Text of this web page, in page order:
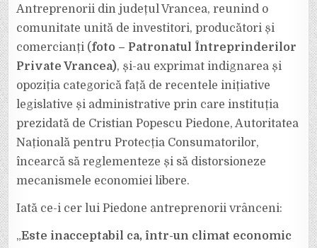
LA
PUNCT
DE
CĂTRE
ANTREPRENORII
VRÂNCENI.
CER
„RETRAGEREA
IMEDIATĂ
A
ORICĂROR
INIȚIATIVE
CARE
AFECTEAZĂ
PREȚURILOR
ȘI
AGENȚII
ECONOMICI”
Antreprenorii din județul Vrancea, reunind o
comunitate unită de investitori, producători și
comercianți (foto – Patronatul Întreprinderilor
Private Vrancea), și-au exprimat indignarea și
opoziția categorică față de recentele inițiative
legislative și administrative prin care instituția
prezidată de Cristian Popescu Piedone, Autoritatea
Națională pentru Protecția Consumatorilor,
încearcă să reglementeze și să distorsioneze
mecanismele economiei libere.
Iată ce-i cer lui Piedone antreprenorii vrânceni:
„Este inacceptabil ca, într-un climat economic